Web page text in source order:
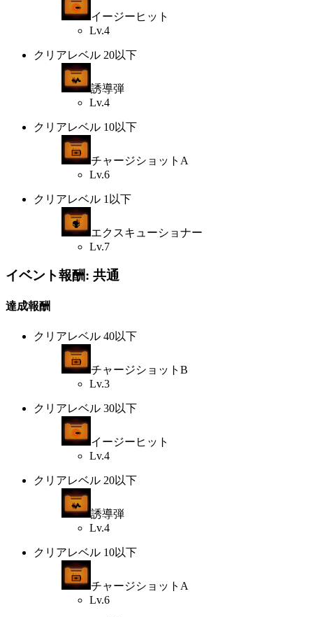
イージーヒット
Lv.4
クリアレベル 20以下
誘導弾
Lv.4
クリアレベル 10以下
チャージショットA
Lv.6
クリアレベル 1以下
エクスキューショナー
Lv.7
イベント報酬: 共通
達成報酬
クリアレベル 40以下
チャージショットB
Lv.3
クリアレベル 30以下
イージーヒット
Lv.4
クリアレベル 20以下
誘導弾
Lv.4
クリアレベル 10以下
チャージショットA
Lv.6